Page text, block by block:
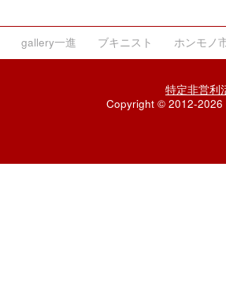
gallery一進 ブキニスト ホンモノ
特定非営利
Copyright © 2012-2026